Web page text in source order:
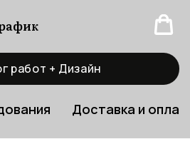
работ + Дизайн
Доставка и